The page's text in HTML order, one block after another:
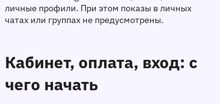
личные профили. При этом показы в личных
чатах или группах не предусмотрены.
Кабинет, оплата, вход: с
чего начать